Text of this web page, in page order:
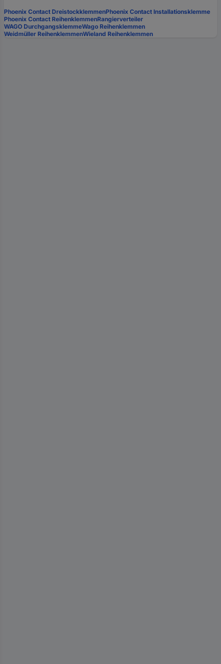
Phoenix Contact DreistockklemmenPhoenix Contact Installationsklemme
Phoenix Contact ReihenklemmenRangierverteiler
WAGO DurchgangsklemmeWago Reihenklemmen
Weidmüller ReihenklemmenWieland Reihenklemmen